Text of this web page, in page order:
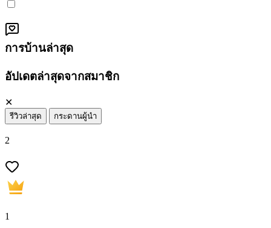
การบ้านล่าสุด
อัปเดตล่าสุดจากสมาชิก
✕
รีวิวล่าสุด กระดานผู้นำ
2
1